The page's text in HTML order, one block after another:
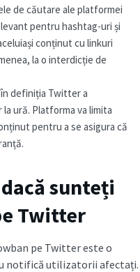
de căutare ale platformei
pentru hashtag-uri și
conținut cu linkuri
la o interdicție de
definiția Twitter a
ură. Platforma va limita
pentru a se asigura că
sunteți
Twitter
pe Twitter este o
notifică utilizatorii afectați.